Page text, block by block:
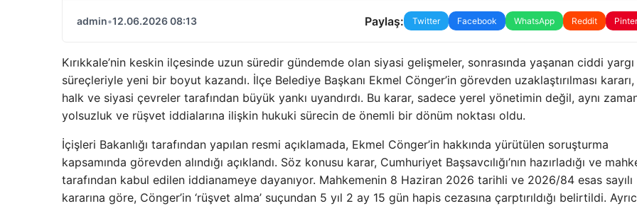
admin•12.06.2026 08:13 Paylaş: Twitter Facebook WhatsApp Reddit
Kırıkkale’nin keskin ilçesinde uzun süredir gündemde olan siyasi gelişmeler, sonrasında yaşanan ciddi yargı
süreçleriyle yeni bir boyut kazandı. İlçe Belediye Başkanı Ekmel Cönger’in görevden uzaklaştırılması
halk ve siyasi çevreler tarafından büyük yankı uyandırdı. Bu karar, sadece yerel yönetimin değil, aynı
yolsuzluk ve rüşvet iddialarına ilişkin hukuki sürecin de önemli bir dönüm noktası oldu.
İçişleri Bakanlığı tarafından yapılan resmi açıklamada, Ekmel Cönger’in hakkında yürütülen soruşturma
kapsamında görevden alındığı açıklandı. Söz konusu karar, Cumhuriyet Başsavcılığı’nın hazırladığı ve
tarafından kabul edilen iddianameye dayanıyor. Mahkemenin 8 Haziran 2026 tarihli ve 2026/84 esas sayılı
kararına göre, Cönger’in ‘rüşvet alma’ suçundan 5 yıl 2 ay 15 gün hapis cezasına çarptırıldığı belirtildi.